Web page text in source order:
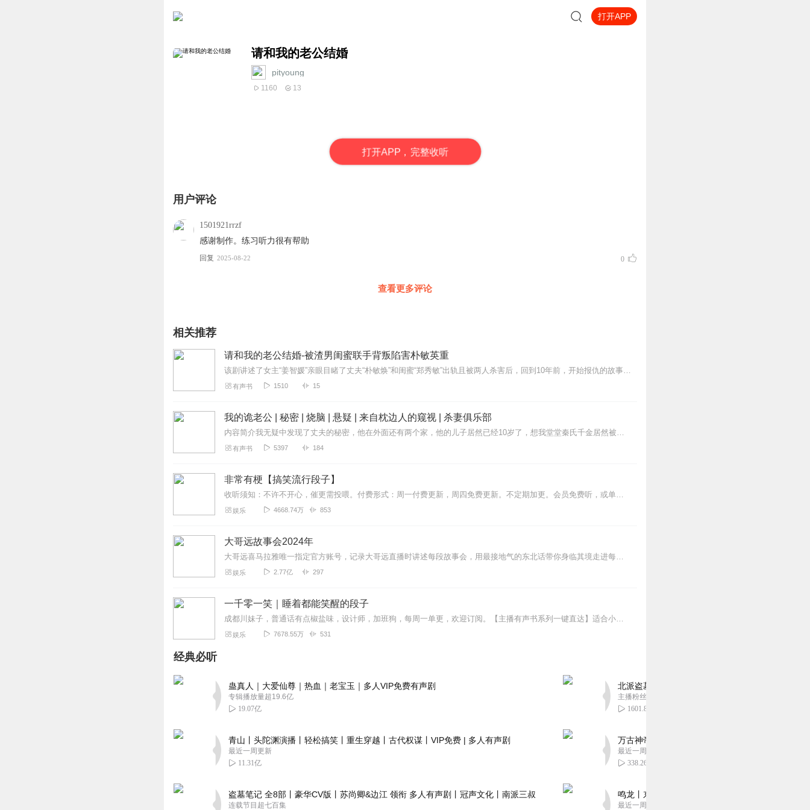
打开APP
请和我的老公结婚
pityoung
1160 13
打开APP，完整收听
用户评论
1501921rrzf
感谢制作。练习听力很有帮助
回复 2025-08-22 0
查看更多评论
相关推荐
请和我的老公结婚-被渣男闺蜜联手背叛陷害朴敏英重
该剧讲述了女主“姜智媛”亲眼目睹了丈夫“朴敏焕”和闺蜜“郑秀敏”出轨且被两人杀害后，回到10年前，开始报仇的故事。《和我老公结婚吧》，为韩国tvN于2024年...
有声书 1510 15
我的诡老公 | 秘密 | 烧脑 | 悬疑 | 来自枕边人的窥视 | 杀妻俱乐部
内容简介我无疑中发现了丈夫的秘密，他在外面还有两个家，他的儿子居然已经10岁了，想我堂堂秦氏千金居然被他玩弄于股掌之中，他不仅仅转移资产，还密谋害死我父亲，更...
有声书 5397 184
非常有梗【搞笑流行段子】
收听须知：不许不开心，催更需投喂。付费形式：周一付费更新，周四免费更新。不定期加更。会员免费听，或单期2.99元订购听（二选一即可）！本节目由喜马拉雅独家出品说...
娱乐 4668.74万 853
大哥远故事会2024年
大哥远喜马拉雅唯一指定官方账号，记录大哥远直播时讲述每段故事会，用最接地气的东北话带你身临其境走进每一段故事会，你笑了就行，不要纠结故事的真实性。故事消失的就是...
娱乐 2.77亿 297
一千零一笑｜睡着都能笑醒的段子
成都川妹子，普通话有点椒盐味，设计师，加班狗，每周一单更，欢迎订阅。【主播有声书系列一键直达】适合小学到高中青少年听的趣味故事有声书：孩子最爱的启智笑话书越听...
娱乐 7678.55万 531
经典必听
蛊真人｜大爱仙尊｜热血｜老宝玉｜多人VIP免费有声剧
专辑播放量超19.6亿
19.07亿
青山丨头陀渊演播丨轻松搞笑丨重生穿越丨古代权谋丨VIP免费 | 多人有声剧
最近一周更新
11.31亿
盗墓笔记 全8部丨豪华CV版丨苏尚卿&边江 领衔 多人有声剧丨冠声文化丨南派三叔
连载节目超七百集
北派盗墓笔记丨头陀渊出品丨悬疑灵异丨摸金校尉
主播粉丝1659万
1601.87万
万古神帝丨玄幻丨热血丨紫襟团队演播丨多人有声
最近一周更新
338.26万
鸣龙丨东方玄幻丨紫襟团队丨轻松搞笑丨多人有声
最近一周更新